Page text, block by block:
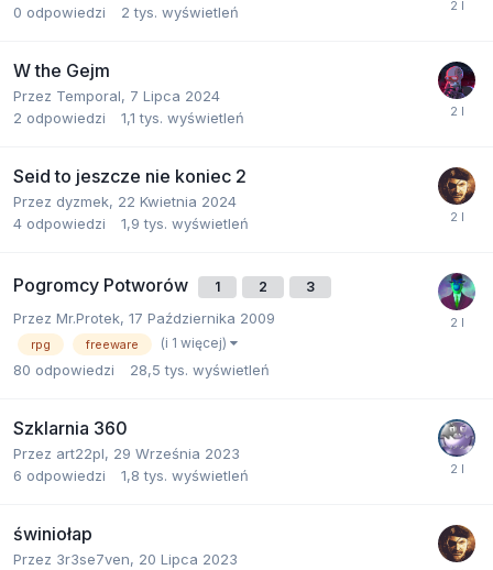
0 odpowiedzi 2 tys. wyświetleń
W the Gejm
Przez Temporal, 7 Lipca 2024
2 odpowiedzi 1,1 tys. wyświetleń
Seid to jeszcze nie koniec 2
Przez dyzmek, 22 Kwietnia 2024
4 odpowiedzi 1,9 tys. wyświetleń
Pogromcy Potworów 1 2 3
Przez Mr.Protek, 17 Października 2009
rpg freeware (i 1 więcej)
80 odpowiedzi 28,5 tys. wyświetleń
Szklarnia 360
Przez art22pl, 29 Września 2023
6 odpowiedzi 1,8 tys. wyświetleń
świniołap
Przez 3r3se7ven, 20 Lipca 2023